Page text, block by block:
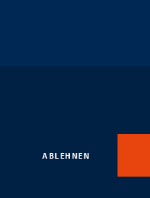
ABLEHNEN